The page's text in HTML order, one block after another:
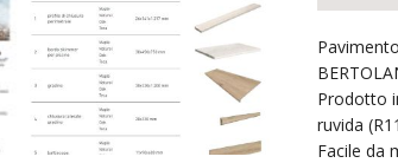
Prodotto
ruvida
Facile da